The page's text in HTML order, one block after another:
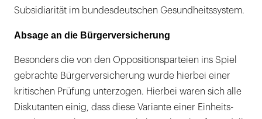
Subsidiarität im bundesdeutschen Gesundheitssystem.
Absage an die Bürgerversicherung
Besonders die von den Oppositionsparteien ins Spiel
gebrachte Bürgerversicherung wurde hierbei einer
kritischen Prüfung unterzogen. Hierbei waren sich alle
Diskutanten einig, dass diese Variante einer Einheits-